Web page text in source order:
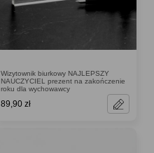
Wizytownik biurkowy NAJLEPSZY
NAUCZYCIEL prezent na zakończenie
roku dla wychowawcy
89,90 zł